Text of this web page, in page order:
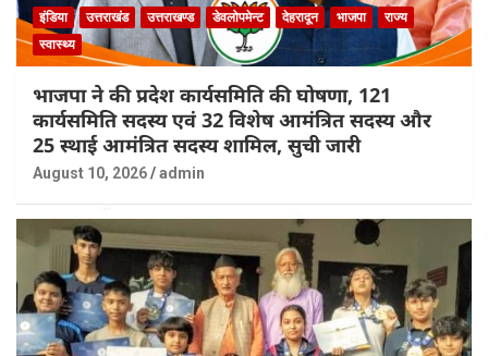
इंडिया उत्तराखंड उत्तराखण्ड डेवलोपमेन्ट देहरादून भाजपा
राज्य
स्वास्थ्य
भाजपा ने की प्रदेश कार्यसमिति की घोषणा, 121
कार्यसमिति सदस्य एवं 32 विशेष आमंत्रित सदस्य और
25 स्थाई आमंत्रित सदस्य शामिल, सुची जारी
August 10, 2026 admin